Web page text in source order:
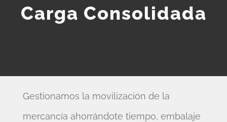
Carga Consolidada
Gestionamos la movilización de la
mercancía ahorrándote tiempo, embalaje